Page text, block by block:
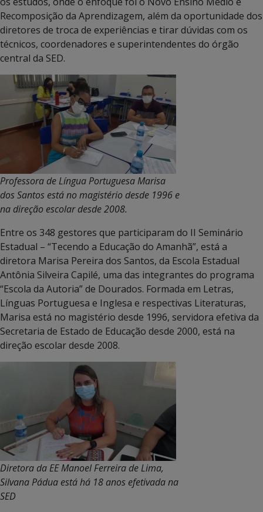
Recomposição da Aprendizagem, além da oportunidade dos
diretores de troca de experiências e tirar dúvidas com os
técnicos, coordenadores e superintendentes do órgão
central da SED.
Professora de Língua Portuguesa Marisa
dos Santos está no magistério desde 1996 e
na direção escolar desde 2008.
Entre os 348 gestores que participaram do II Seminário
Estadual – “Tecendo a Educação do Amanhã”, está a
diretora Marisa Pereira dos Santos, da Escola Estadual
Antônia Silveira Capilé, uma das integrantes do programa
“Escola da Autoria” de Dourados. Formada em Letras,
Línguas Portuguesa e Inglesa e respectivas Literaturas,
Marisa está no magistério desde 1996, servidora efetiva da
Secretaria de Estado de Educação desde 2000, está na
direção escolar desde 2008.
Diretora da EE Manoel Ferreira de Lima,
Silvana Pádua está há 18 anos efetivada na
SED